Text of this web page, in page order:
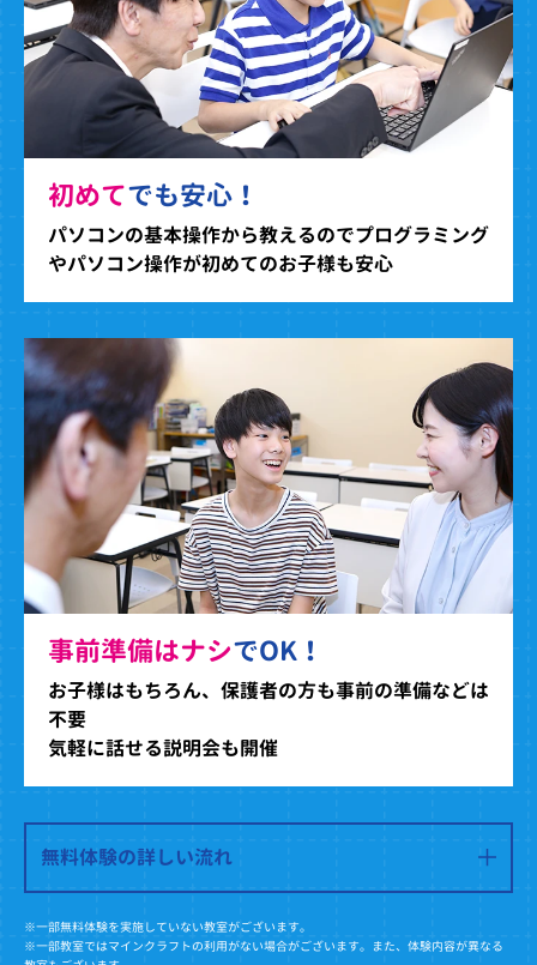
初めてでも安心！
パソコンの基本操作から教えるのでプログラミング
やパソコン操作が初めてのお子様も安心
事前準備はナシでOK！
お子様はもちろん、保護者の方も事前の準備などは
不要
気軽に話せる説明会も開催
無料体験の詳しい流れ
※一部無料体験を実施していない教室がございます。
※一部教室ではマインクラフトの利用がない場合がございます。また、体験内容が異なる